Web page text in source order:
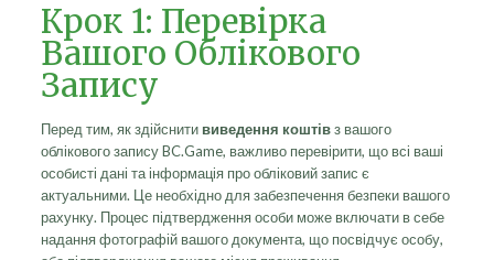
Крок 1: Перевірка
Вашого Облікового
Запису
Перед тим, як здійснити виведення коштівз вашого
облікового запису BC.Game, важливо перевірити, що всі ваші
особисті дані та інформація про обліковий запис є
актуальними. Це необхідно для забезпечення безпеки вашого
рахунку. Процес підтвердження особи може включати в себе
надання фотографій вашого документа, що посвідчує особу,